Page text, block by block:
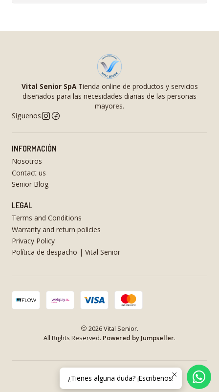
Vital Senior SpATienda online de productos y servicios
diseñados para las necesidades diarias de las personas
mayores.
Síguenos
INFORMACIÓN
Nosotros
Contact us
Senior Blog
LEGAL
Terms and Conditions
Warranty and return policies
Privacy Policy
Política de despacho | Vital Senior
2026 Vital Senior.
All Rights Reserved. Powered by Jumpseller.
VOLVER ARRIBA
¿Tienes alguna duda? ¡Escribenos!